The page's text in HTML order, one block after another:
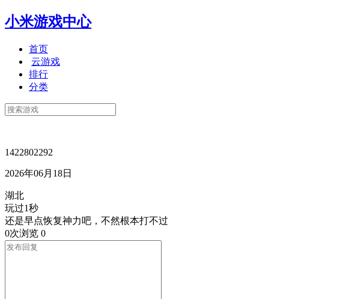
小米游戏中心
首页
云游戏
排行
分类
1422802292
2026年06月18日
湖北
玩过1秒
还是早点恢复神力吧，不然根本打不过
0次浏览 0